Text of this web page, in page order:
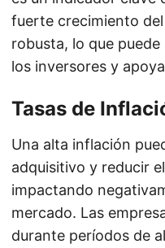
fuerte crecimiento del
robusta, lo que
los inversores y
Tasas de
Una alta inflación
adquisitivo y reducir
impactando
mercado. Las
durante períodos de